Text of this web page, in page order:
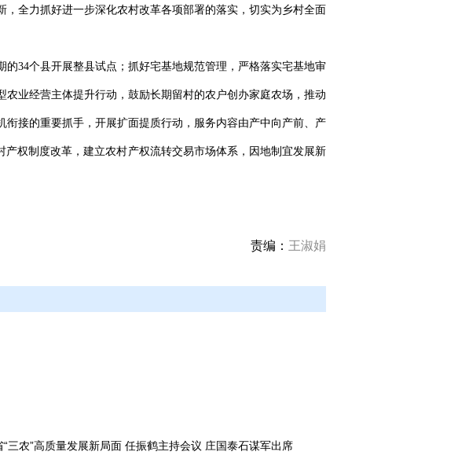
全力抓好进一步深化农村改革各项部署的落实，切实为乡村全面
34个县开展整县试点；抓好宅基地规范管理，严格落实宅基地审
业经营主体提升行动，鼓励长期留村的农户创办家庭农场，推动
接的重要抓手，开展扩面提质行动，服务内容由产中向产前、产
权制度改革，建立农村产权流转交易市场体系，因地制宜发展新
责编： 王淑娟
农”高质量发展新局面 任振鹤主持会议 庄国泰石谋军出席